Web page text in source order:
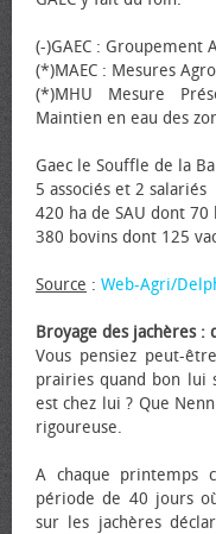
(-)GAEC : Groupement
(*)MAEC : Mesures
(*)MHU Mesure
Maintien en eau des
Gaec le Souffle de la
5 associés et 2 salariés
420 ha de SAU dont
380 bovins dont 125
Source : Web-Agri/
Broyage des jachères :
Vous pensiez peut-
prairies quand bon lui
est chez lui ? Que
rigoureuse.
A chaque printemps
période de 40 jours
sur les jachères